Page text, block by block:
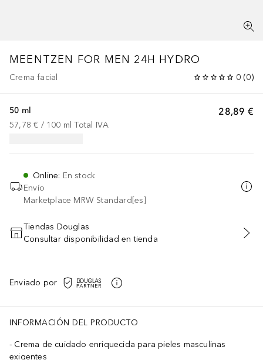
MEENTZEN FOR MEN 24H HYDRO
Crema facial 0 (0)
28,89 €
50 ml
57,78 € / 100 ml Total IVA
Online: En stock
Envío
Marketplace MRW Standard[es]
AÑADIR AL CARRITO
Tiendas Douglas
Consultar disponibilidad en tienda
Enviado por
INFORMACIÓN DEL PRODUCTO
Crema de cuidado enriquecida para pieles masculinas
exigentes